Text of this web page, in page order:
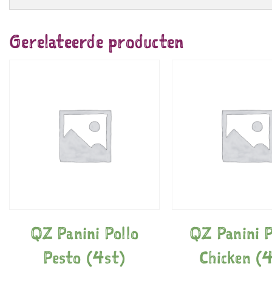
Gerelateerde producten
QZ Panini Pollo
Pesto (4st)
QZ Panini
Chicken